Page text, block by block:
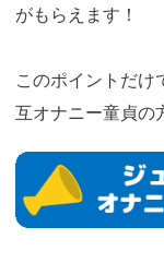
がもらえます！
このポイントだけ
互オナニー童貞の
https://www.j-
live.tv/LiveChat/